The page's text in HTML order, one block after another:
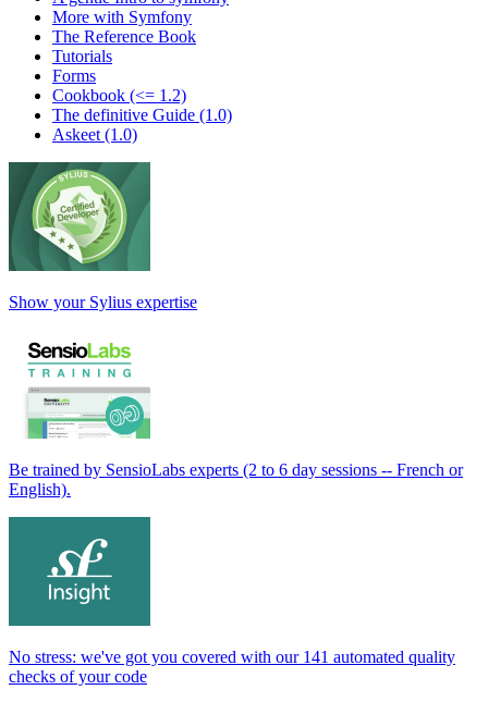
More with Symfony
The Reference Book
Tutorials
Forms
Cookbook (<= 1.2)
The definitive Guide (1.0)
Askeet (1.0)
Show your Sylius expertise
Be trained by SensioLabs experts (2 to 6 day sessions -- French or
English).
No stress: we've got you covered with our 141 automated quality
checks of your code